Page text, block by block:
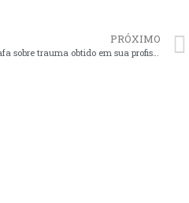
PRÓXIMO
A top model Suh Marcelino desabafa sobre trauma obtido em sua profissão